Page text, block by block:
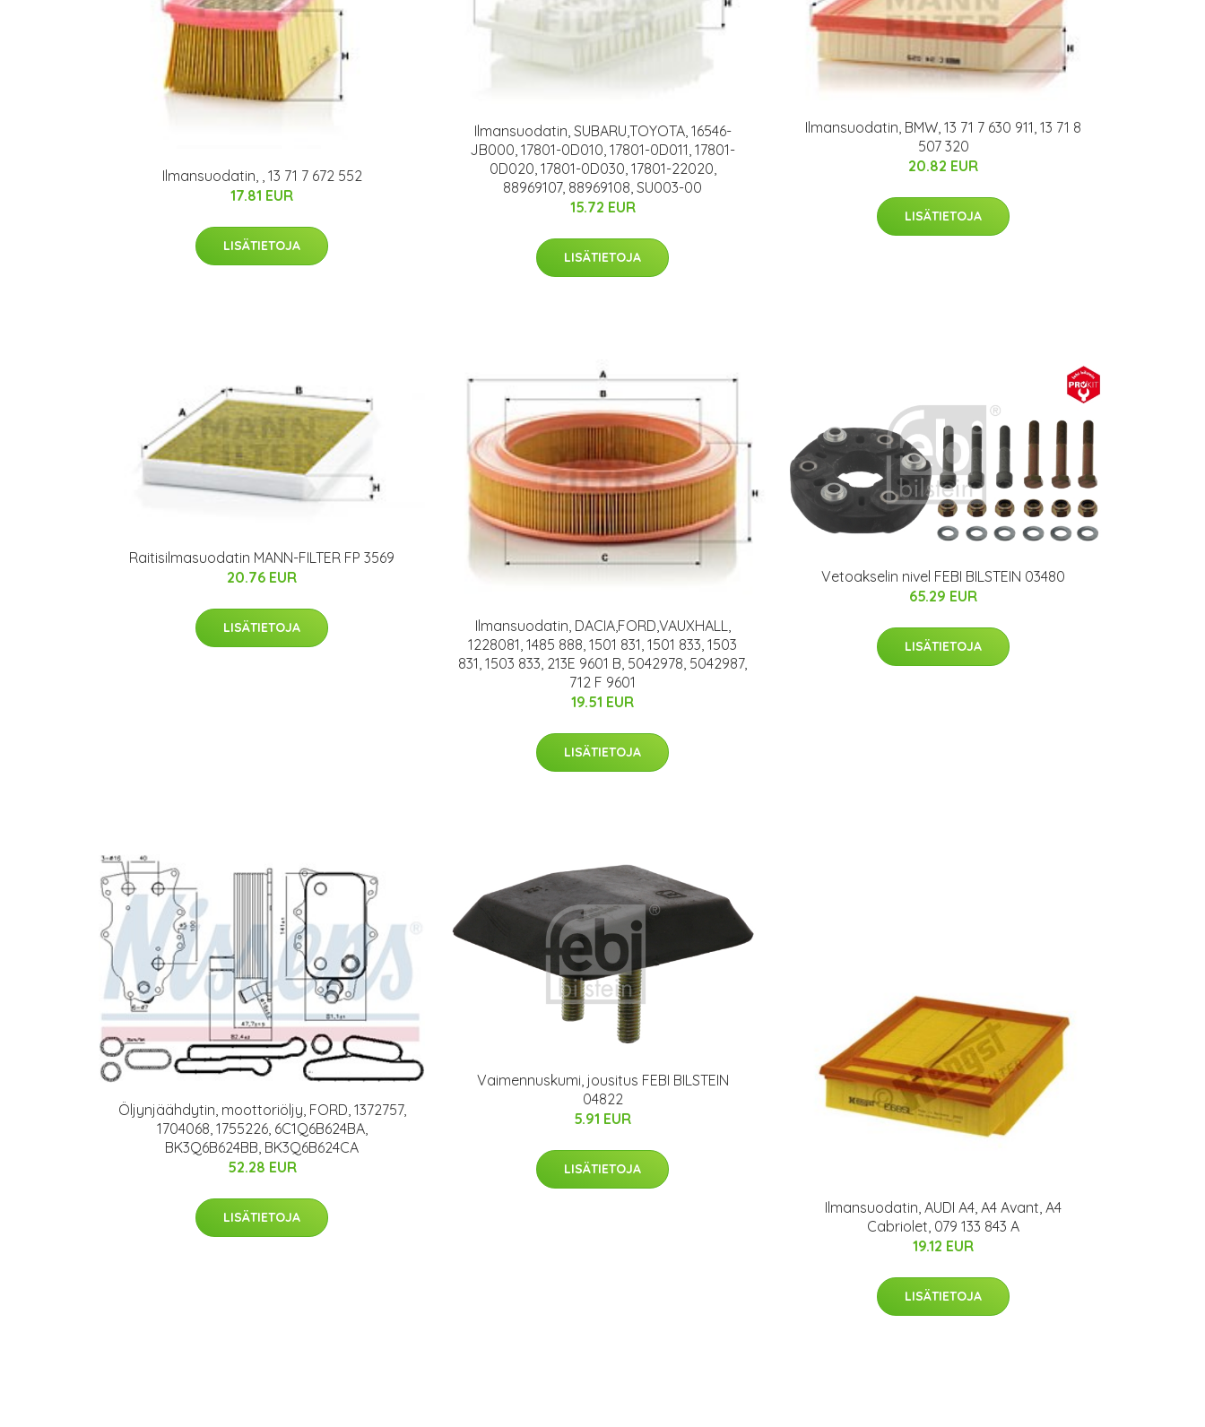
Ilmansuodatin, , 13 71 7 672 552
17.81 EUR
LISÄTIETOJA
Ilmansuodatin, SUBARU,TOYOTA, 16546-
JB000, 17801-0D010, 17801-0D011, 17801-
0D020, 17801-0D030, 17801-22020,
88969107, 88969108, SU003-00
15.72 EUR
LISÄTIETOJA
Ilmansuodatin, BMW, 13 71 7 630 911, 13 71 8
507 320
20.82 EUR
LISÄTIETOJA
Raitisilmasuodatin MANN-FILTER FP 3569
20.76 EUR
LISÄTIETOJA
Ilmansuodatin, DACIA,FORD,VAUXHALL,
1228081, 1485 888, 1501 831, 1501 833, 1503
831, 1503 833, 213E 9601 B, 5042978, 5042987,
712 F 9601
19.51 EUR
LISÄTIETOJA
Vetoakselin nivel FEBI BILSTEIN 03480
65.29 EUR
LISÄTIETOJA
Öljynjäähdytin, moottoriöljy, FORD, 1372757,
1704068, 1755226, 6C1Q6B624BA,
BK3Q6B624BB, BK3Q6B624CA
52.28 EUR
LISÄTIETOJA
Vaimennuskumi, jousitus FEBI BILSTEIN
04822
5.91 EUR
LISÄTIETOJA
Ilmansuodatin, AUDI A4, A4 Avant, A4
Cabriolet, 079 133 843 A
19.12 EUR
LISÄTIETOJA